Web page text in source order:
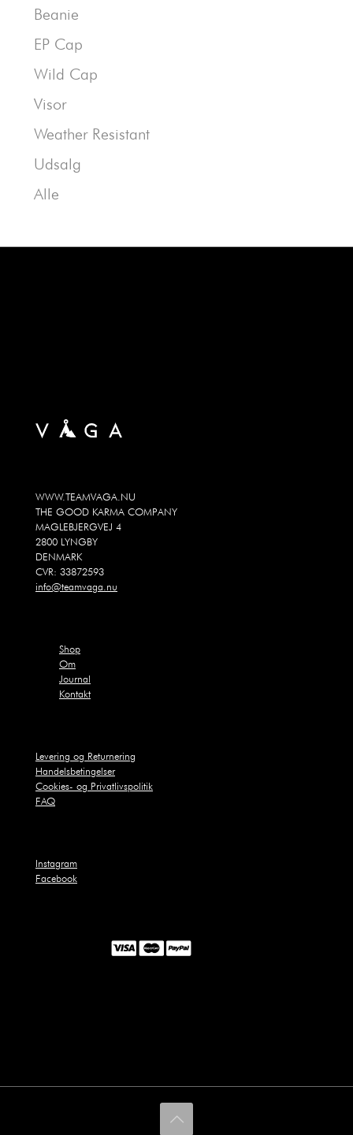
Beanie
EP Cap
Wild Cap
Visor
Weather Resistant
Udsalg
Alle
WWW.TEAMVAGA.NU
THE GOOD KARMA COMPANY
MAGLEBJERGVEJ 4
2800 LYNGBY
DENMARK
CVR: 33872593
info@teamvaga.nu
Shop
Om
Journal
Kontakt
Levering og Returnering
Handelsbetingelser
Cookies- og Privatlivspolitik
FAQ
Instagram
Facebook